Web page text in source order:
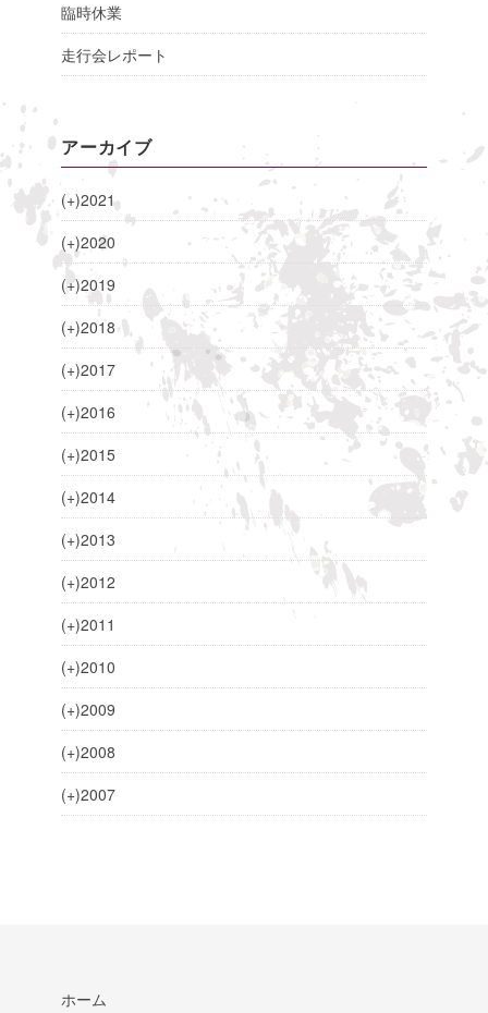
臨時休業
走行会レポート
アーカイブ
(+)2021
(+)2020
(+)2019
(+)2018
(+)2017
(+)2016
(+)2015
(+)2014
(+)2013
(+)2012
(+)2011
(+)2010
(+)2009
(+)2008
(+)2007
ホーム